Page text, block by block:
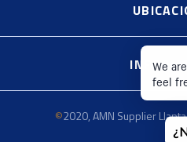
©2020, AMN Supplier
We
feel